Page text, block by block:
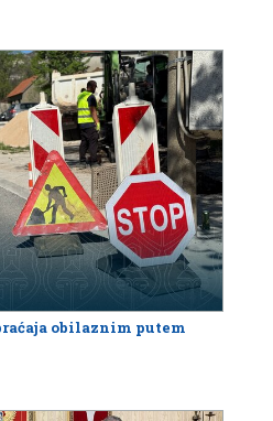
obilaznim putem